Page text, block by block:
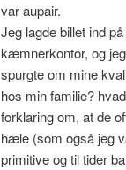
var aupair.
Jeg lagde billet ind
kæmnerkontor, og
spurgte om mine
hos min familie?
forklaring om, at de
hæle (som også jeg
primitive og til tider